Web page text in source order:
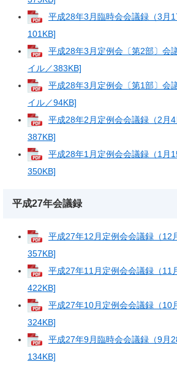
平成28年3月臨時会会議録（3月
101KB]
平成28年3月定例会〔第2部〕会
イル／383KB]
平成28年3月定例会〔第1部〕会
イル／94KB]
平成28年2月定例会会議録（2月
387KB]
平成28年1月定例会会議録（1月
350KB]
平成27年会議録
平成27年12月定例会会議録（12
357KB]
平成27年11月定例会会議録（11
422KB]
平成27年10月定例会会議録（10
324KB]
平成27年9月臨時会会議録（9月
134KB]